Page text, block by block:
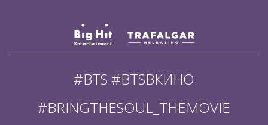
#BTS #BTSВКИНО
#BRINGTHESOUL_THEMOVIE